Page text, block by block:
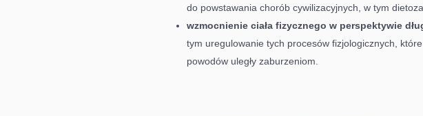
do powstawania chorób cywilizacyjnych, w tym
wzmocnienie ciała fizycznego w perspektywie
tym uregulowanie tych procesów fizjologicznych,
powodów uległy zaburzeniom.